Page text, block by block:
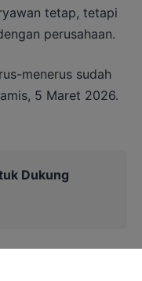
tetap, tetapi
perusahaan.
menerus sudah
5 Maret 2026.
Dukung